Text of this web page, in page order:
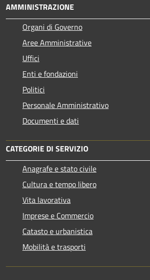
AMMINISTRAZIONE
Organi di Governo
Aree Amministrative
Uffici
Enti e fondazioni
Politici
Personale Amministrativo
Documenti e dati
CATEGORIE DI SERVIZIO
Anagrafe e stato civile
Cultura e tempo libero
Vita lavorativa
Imprese e Commercio
Catasto e urbanistica
Mobilità e trasporti